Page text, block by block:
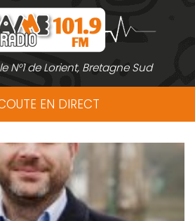
N°1 de Lorient, Bretagne Sud
EN DIRECT